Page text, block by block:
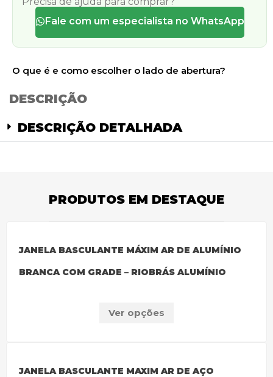
Fale com um especialista no WhatsApp
O que é e como escolher o lado de abertura?
DESCRIÇÃO
DESCRIÇÃO DETALHADA
PRODUTOS EM DESTAQUE
JANELA BASCULANTE MÁXIM AR DE ALUMÍNIO
BRANCA COM GRADE – RIOBRÁS ALUMÍNIO
Ver opções
JANELA BASCULANTE MAXIM AR DE AÇO